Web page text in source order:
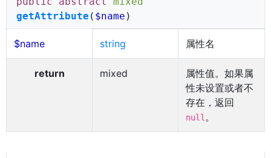
getAttribute ( $name )
$name string 属性名
return mixed
属性值。如果属
性未设置或者不
存在，返回
null 。